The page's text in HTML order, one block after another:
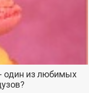
один из любимых